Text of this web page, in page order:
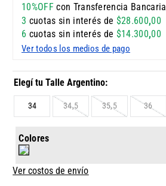
10%OFFcon Transferencia Bancaria
3 cuotas sin interés de $28.600,00
6 cuotas sin interés de $14.300,00
Ver todos los medios de pago
34 34,5 35,5 36
Colores
Ver costos de envío